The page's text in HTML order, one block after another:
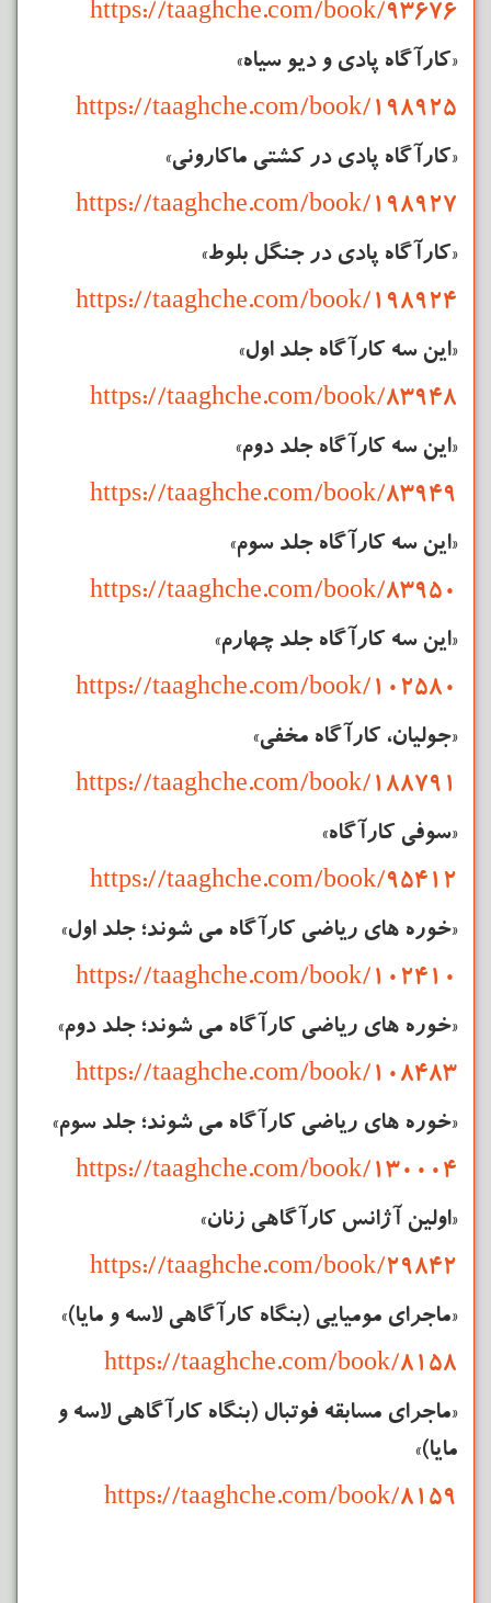
https://taaghche.com/book/93676
«کارآگاه پادی و دیو سیاه»
https://taaghche.com/book/198925
«کارآگاه پادی در کشتی ماکارونی»
https://taaghche.com/book/198927
«کارآگاه پادی در جنگل بلوط»
https://taaghche.com/book/198924
«این سه کارآگاهجلد اول»
https://taaghche.com/book/83948
«این سه کارآگاهجلد دوم»
https://taaghche.com/book/83949
«این سه کارآگاهجلد سوم»
https://taaghche.com/book/83950
«این سه کارآگاهجلد چهارم»
https://taaghche.com/book/102580
«جولیان، کارآگاه مخفی»
https://taaghche.com/book/188791
«سوفی کارآگاه»
https://taaghche.com/book/95412
«خوره های ریاضی کارآگاه می شوند؛ جلد اول»
https://taaghche.com/book/102410
«خوره های ریاضی کارآگاه می شوند؛ جلد دوم»
https://taaghche.com/book/108483
«خوره های ریاضی کارآگاه می شوند؛ جلد سوم»
https://taaghche.com/book/130004
«اولین آژانس کارآگاهی زنان»
https://taaghche.com/book/29842
«ماجرای مومیایی (بنگاه کارآگاهی لاسه و مایا)»
https://taaghche.com/book/8158
«ماجرای مسابقه‌ فوتبال (بنگاه کارآگاهی لاسه و
مایا)»
https://taaghche.com/book/8159